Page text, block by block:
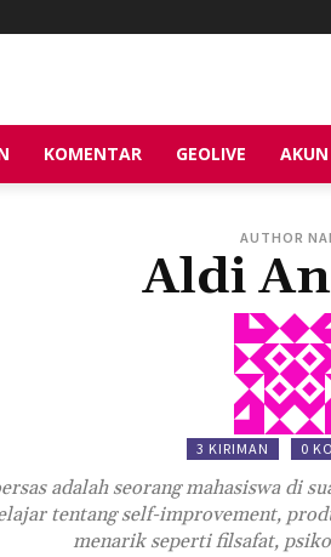
KOMENTAR GEOLIVE AKUN
AUTHOR
Aldi
3 KIRIMAN 0
adalah seorang mahasiswa di
tentang self-improvement,
menarik seperti filsafat,